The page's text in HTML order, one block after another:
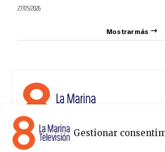
Gestionar
27/05/2026
Mostrar más
8 La Marina Televisión cuenta con
programas para satisfacer las